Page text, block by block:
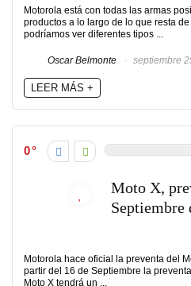
Motorola está con todas las armas
productos a lo largo de lo que resta
podríamos ver diferentes tipos ...
Oscar Belmonte septiembre
LEER MÁS +
0
Moto X,
Septiembre
Motorola hace oficial la preventa del
partir del 16 de Septiembre la
Moto X tendrá un ...